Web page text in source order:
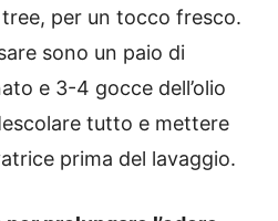
tree, per un tocco fresco.
sono un paio di
e 3-4 gocce dell’olio
tutto e mettere
prima del lavaggio.